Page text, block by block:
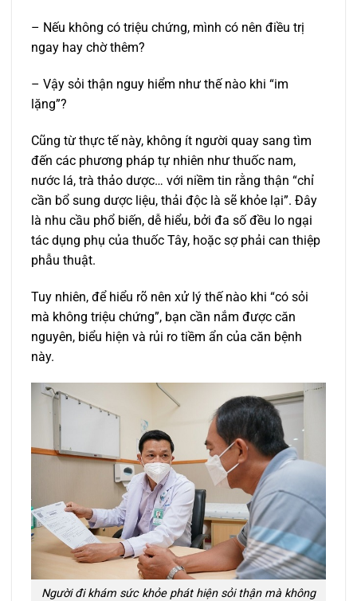
– Nếu không có triệu chứng, mình có nên điều trị
ngay hay chờ thêm?
– Vậy sỏi thận nguy hiểm như thế nào khi “im
lặng”?
Cũng từ thực tế này, không ít người quay sang tìm
đến các phương pháp tự nhiên như thuốc nam,
nước lá, trà thảo dược… với niềm tin rằng thận “chỉ
cần bổ sung dược liệu, thải độc là sẽ khỏe lại”. Đây
là nhu cầu phổ biến, dễ hiểu, bởi đa số đều lo ngại
tác dụng phụ của thuốc Tây, hoặc sợ phải can thiệp
phẫu thuật.
Tuy nhiên, để hiểu rõ nên xử lý thế nào khi “có sỏi
mà không triệu chứng”, bạn cần nắm được căn
nguyên, biểu hiện và rủi ro tiềm ẩn của căn bệnh
này.
Người đi khám sức khỏe phát hiện sỏi thận mà không